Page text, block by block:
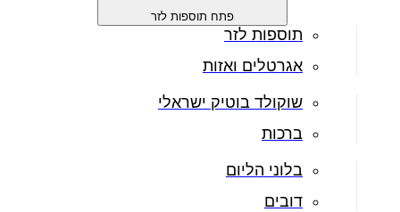
פתח תוספות לזר
תוספות לזר
אגרטלים ואזות
שוקולד בוטיק ישראלי
ברכות
בלוני הליום
דובים